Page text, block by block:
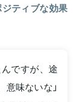
ティブな効果
ですが、途
味ないな」